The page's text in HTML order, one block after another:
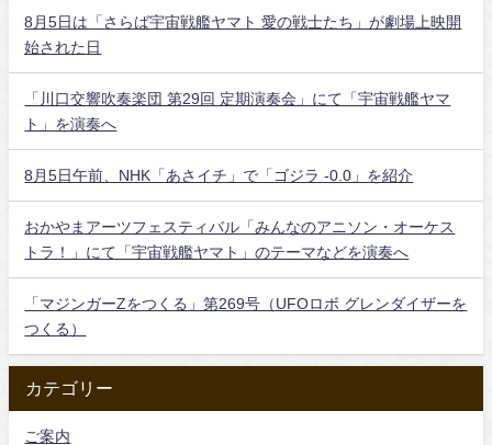
8月5日は「さらば宇宙戦艦ヤマト 愛の戦士たち」が劇場上映開
始された日
「川口交響吹奏楽団 第29回 定期演奏会」にて「宇宙戦艦ヤマ
ト」を演奏へ
8月5日午前、NHK「あさイチ」で「ゴジラ -0.0」を紹介
おかやまアーツフェスティバル「みんなのアニソン・オーケス
トラ！」にて「宇宙戦艦ヤマト」のテーマなどを演奏へ
「マジンガーZをつくる」第269号（UFOロボ グレンダイザーを
つくる）
カテゴリー
ご案内